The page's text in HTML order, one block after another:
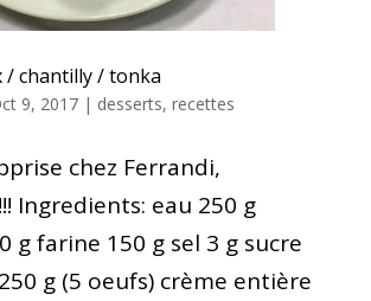
/ chantilly / tonka
9, 2017| desserts, recettes
chez Ferrandi,
Ingredients: eau 250 g
g farine 150 g sel 3 g sucre
g (5 oeufs) crème entière